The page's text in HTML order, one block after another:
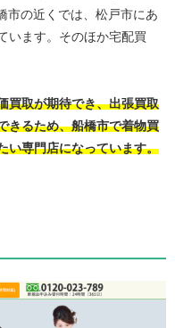
市の近くでは、松戸市にあ
います。そのほか宅配買
買取が期待でき、出張買取
きるため、船橋市で着物買
い専門店になっています。